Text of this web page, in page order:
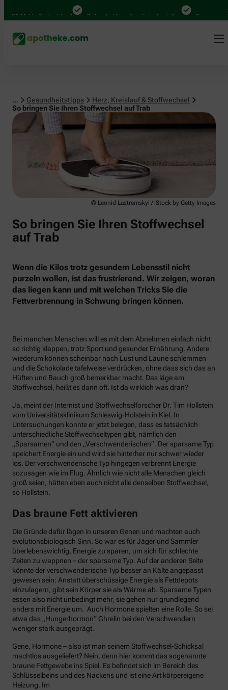
Mal in Deutschland Online bei Ihrer Apotheke bestellen Bequem
... Gesundheitstipps
Herz, Kreislauf & Stoffwechsel
So bringen Sie Ihren Stoffwechsel auf Trab
Herz, Kreislauf & Stoffwechsel
© Leonid Lastremskyi / iStock by Getty Images
So bringen Sie Ihren Stoffwechsel
auf Trab
Wenn die Kilos trotz gesundem Lebensstil nicht
purzeln wollen, ist das frustrierend. Wir zeigen, woran
das liegen kann und mit welchen Tricks Sie die
Fettverbrennung in Schwung bringen können.
Bei manchen Menschen will es mit dem Abnehmen einfach nicht
so richtig klappen, trotz Sport und gesunder Ernährung. Andere
wiederum können scheinbar nach Lust und Laune schlemmen
und die Schokolade tafelweise verdrücken, ohne dass sich das an
Hüften und Bauch groß bemerkbar macht. Das läge am
Stoffwechsel, heißt es dann oft. Ist da wirklich was dran?
Ja, meint der Internist und Stoffwechselforscher Dr. Tim Hollstein
vom Universitätsklinikum Schleswig-Holstein in Kiel. In
Untersuchungen konnte er jetzt belegen, dass es tatsächlich
unterschiedliche Stoffwechseltypen gibt, nämlich den
„Sparsamen“ und den „Verschwenderischen“. Der sparsame Typ
speichert Energie ein und wird sie hinterher nur schwer wieder
los. Der verschwenderische Typ hingegen verbrennt Energie
sozusagen wie im Flug. Ähnlich wie nicht alle Menschen gleich
groß seien, hätten eben auch nicht alle denselben Stoffwechsel,
so Hollstein.
Das braune Fett aktivieren
Die Gründe dafür lägen in unseren Genen und machten auch
evolutionsbiologisch Sinn. So war es für Jäger und Sammler
überlebenswichtig, Energie zu sparen, um sich für schlechte
Zeiten zu wappnen – der sparsame Typ. Auf der anderen Seite
könnte der verschwenderische Typ besser an Kälte angepasst
gewesen sein: Anstatt überschüssige Energie als Fettdepots
einzulagern, gibt sein Körper sie als Wärme ab. Sparsame Typen
essen also nicht unbedingt mehr, sie gehen nur grundlegend
anders mit Energie um. Auch Hormone spielten eine Rolle. So sei
etwa das „Hungerhormon“ Ghrelin bei den Verschwendern
weniger stark ausgeprägt.
Gene, Hormone – also ist man seinem Stoffwechsel-Schicksal
machtlos ausgeliefert? Nein, denn hier kommt das sogenannte
braune Fettgewebe ins Spiel. Es befindet sich im Bereich des
Schlüsselbeins und des Nackens und ist eine Art körpereigene
Heizung. Im